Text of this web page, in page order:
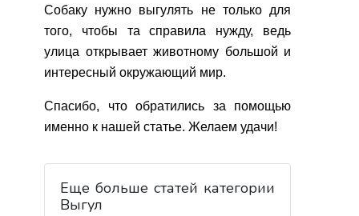
Собаку нужно выгулять не только для
того, чтобы та справила нужду, ведь
улица открывает животному большой и
интересный окружающий мир.
Спасибо, что обратились за помощью
именно к нашей статье. Желаем удачи!
Еще больше статей категории
Выгул